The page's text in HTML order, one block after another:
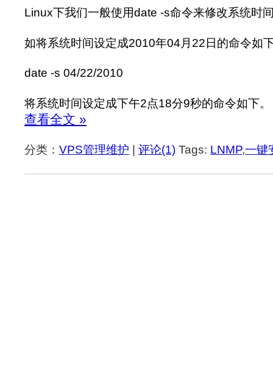
Linux下我们一般使用date -s命令来修改系统时
如将系统时间设定成2010年04月22日的命令如
date -s 04/22/2010
将系统时间设定成下午2点18分9秒的命令如下。
查看全文 »
分类： VPS管理维护 | 评论(1) Tags: LNMP,一键